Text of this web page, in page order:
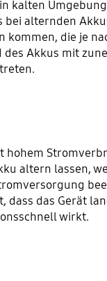
kalten
bei alternden
kommen, die je
Akkus mit
hohem
altern lassen,
dass das Gerät
wirkt.